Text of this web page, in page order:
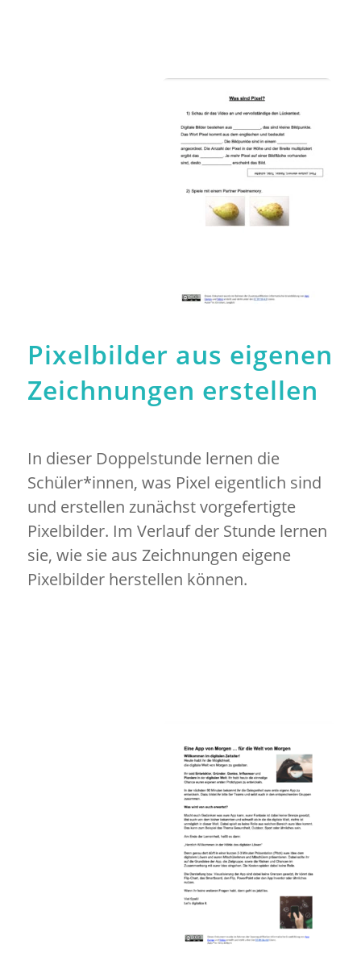
Pixelbilder aus eigenen
Zeichnungen erstellen
In dieser Doppelstunde lernen die
Schüler*innen, was Pixel eigentlich sind
und erstellen zunächst vorgefertigte
Pixelbilder. Im Verlauf der Stunde lernen
sie, wie sie aus Zeichnungen eigene
Pixelbilder herstellen können.